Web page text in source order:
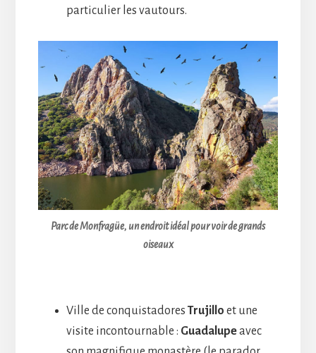
particulier les vautours.
Parc de Monfragüe, un endroit idéal pour voir de grands
oiseaux
Ville de conquistadores Trujillo et une
visite incontournable : Guadalupeavec